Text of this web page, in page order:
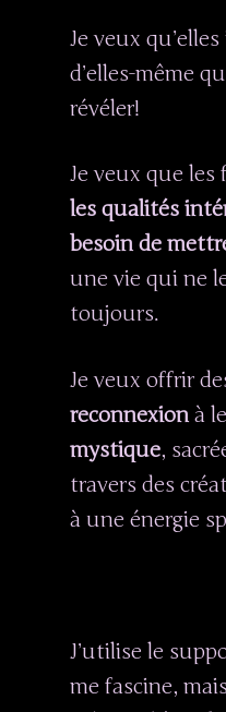
Je veux
d’elles-même
révéler!
Je veux que les
les qualités
besoin de
une vie qui ne
toujours.
Je veux offrir
reconnexionà
mystique,
travers des
à une énergie
J’utilise le
me fascine,